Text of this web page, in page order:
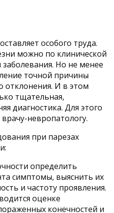
особого труда.
можно по клинической
Но не менее
точной причины
отклонения. И в этом
тщательная,
диагностика. Для этого
невропатологу.
при парезах
определить
симптомы, выяснить их
и частоту проявления.
оценке
конечностей и